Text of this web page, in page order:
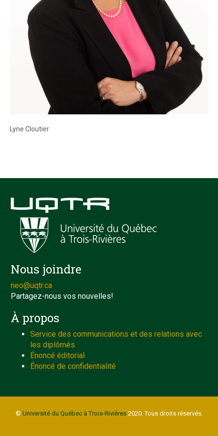
Lyne Cloutier
Nous joindre
neo@uqtr.ca
Partagez-nous vos nouvelles!
À propos
Service des communications et des relations avec
les diplômés
Énoncé éditorial
Énoncé de confidentialité
© Université du Québec à Trois-Rivières2020. Tous droits réservés.